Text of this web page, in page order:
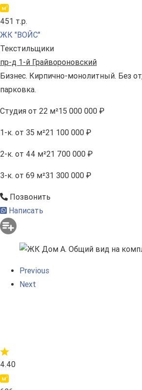
451 т.р.
ЖК "ВОЙС"
Текстильщики
пр-д 1-й Грайвороновский
Бизнес. Кирпично-монолитный. Без
парковка.
Студия от 22 м²15 000 000 ₽
1-к. от 35 м²21 100 000 ₽
2-к. от 44 м²21 700 000 ₽
3-к. от 69 м²31 300 000 ₽
Позвонить
Написать
Previous
Next
4.40